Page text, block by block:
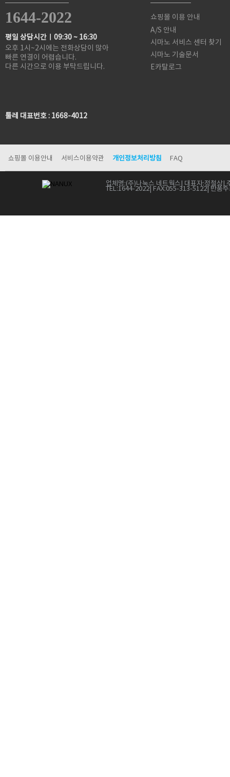
1644-2022
평일 상담시간ㅣ09:30 ~ 16:30
오후 1시~2시에는 전화상담이 많아
빠른 연결이 어렵습니다.
다른 시간으로 이용 부탁드립니다.
툴레 대표번호 : 1668-4012
쇼핑몰 이용 안내
A/S 안내
시마노 서비스 센터 찾기
시마노 기술문서
E카탈로그
쇼핑몰 이용안내 서비스이용약관 개인정보처리방침 FAQ
업체명:(주)나눅스 네트웍스 | 대표자:정철상|
TEL:1644-2022 | FAX:055-313-5122 | 반품